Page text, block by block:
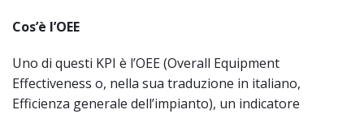
Cos’è l’OEE
Uno di questi KPI è l’OEE (Overall Equipment
Effectiveness o, nella sua traduzione in italiano,
Efficienza generale dell’impianto), un indicatore